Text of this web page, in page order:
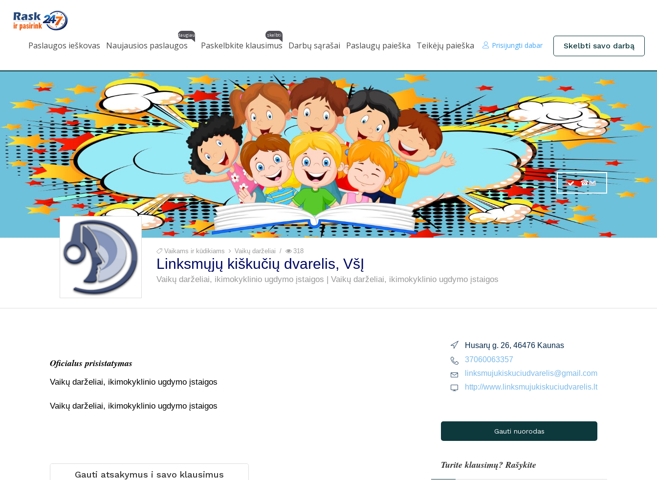
Paslaugos ieškovas Naujausios paslaugos
daugiau
Paskelbkite klausimus
skelbti
Darbų sąrašai Paslaugų paieška Teikėjų paieška Prisijungti dabar Skelbti savo darbą
☎
Vaikams ir kūdikiams Vaikų darželiai 318
Linksmųjų kiškučių dvarelis, VšĮ
Vaikų darželiai, ikimokyklinio ugdymo įstaigos | Vaikų darželiai, ikimokyklinio ugdymo įstaigos
Oficialus prisistatymas
Vaikų darželiai, ikimokyklinio ugdymo įstaigos
Vaikų darželiai, ikimokyklinio ugdymo įstaigos
Gauti atsakymus i savo klausimus
Husarų g. 26, 46476 Kaunas
37060063357
linksmujukiskuciudvarelis@gmail.com
http://www.linksmujukiskuciudvarelis.lt
Gauti nuorodas
Turite klausimų? Rašykite